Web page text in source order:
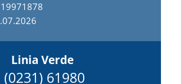
19971878
Linia Verde
(0231) 61980